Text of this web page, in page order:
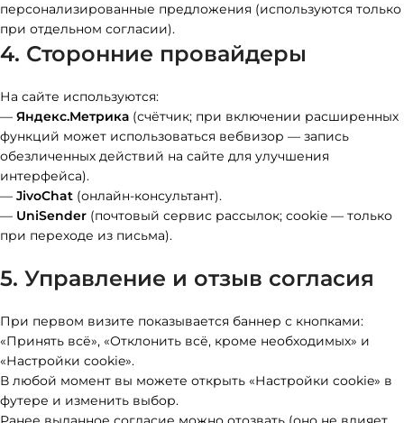
персонализированные предложения (используются только
при отдельном согласии).
4. Сторонние провайдеры
На сайте используются:
— Яндекс.Метрика (счётчик; при включении расширенных
функций может использоваться вебвизор — запись
обезличенных действий на сайте для улучшения
интерфейса).
— JivoChat (онлайн-консультант).
— UniSender (почтовый сервис рассылок; cookie — только
при переходе из письма).
5. Управление и отзыв согласия
При первом визите показывается баннер с кнопками:
«Принять всё», «Отклонить всё, кроме необходимых» и
«Настройки cookie».
В любой момент вы можете открыть «Настройки cookie» в
футере и изменить выбор.